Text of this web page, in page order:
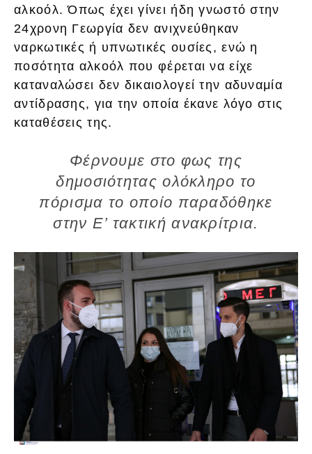
αλκοόλ. Όπως έχει γίνει ήδη γνωστό στην
24χρονη Γεωργία δεν ανιχνεύθηκαν
ναρκωτικές ή υπνωτικές ουσίες, ενώ η
ποσότητα αλκοόλ που φέρεται να είχε
καταναλώσει δεν δικαιολογεί την αδυναμία
αντίδρασης, για την οποία έκανε λόγο στις
καταθέσεις της.
Φέρνουμε στο φως της
δημοσιότητας ολόκληρο το
πόρισμα το οποίο παραδόθηκε
στην Ε’ τακτική ανακρίτρια.